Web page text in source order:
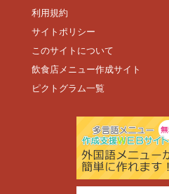
利用規約
サイトポリシー
このサイトについて
飲食店メニュー作成サイト
ピクトグラム一覧